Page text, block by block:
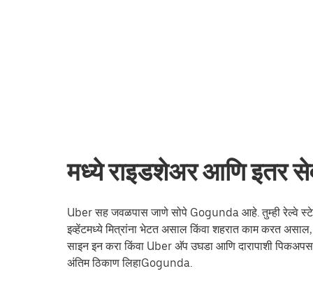
मध्ये राइडशेअर आणि इतर
Uber सह जवळपास जाणे सोपे Gogunda आहे. तुम्ही रेल्वे
इव्हेंटमध्ये मित्रांना भेटत असाल किंवा शहरात काम करत
साइन इन करा किंवा Uber अ‍ॅप उघडा आणि दारापाशी
अंतिम ठिकाण लिहाGogunda.